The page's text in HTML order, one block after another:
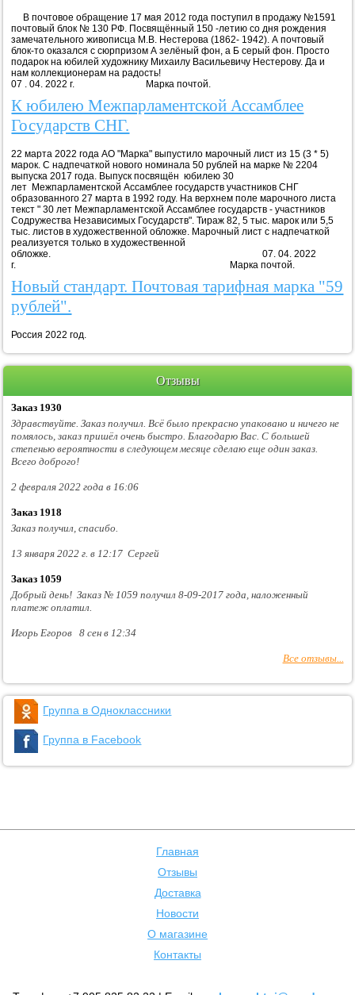
В почтовое обращение 17 мая 2012 года поступил в продажу №1591
почтовый блок № 130 РФ. Посвящённый 150 -летию со дня рождения
замечательного живописца М.В. Нестерова (1862- 1942). А почтовый
блок-то оказался с сюрпризом А зелёный фон, а Б серый фон. Просто
подарок на юбилей художнику Михаилу Васильевичу Нестерову. Да и
нам коллекционерам на радость!
07 . 04. 2022 г. Марка почтой.
К юбилею Межпарламентской Ассамблее
Государств СНГ.
22 марта 2022 года АО "Марка" выпустило марочный лист из 15 (3 * 5)
марок. С надпечаткой нового номинала 50 рублей на марке № 2204
выпуска 2017 года. Выпуск посвящён юбилею 30
лет Межпарламентской Ассамблее государств участников СНГ
образованного 27 марта в 1992 году. На верхнем поле марочного листа
текст " 30 лет Межпарламентской Ассамблее государств - участников
Содружества Независимых Государств". Тираж 82, 5 тыс. марок или 5,5
тыс. листов в художественной обложке. Марочный лист с надпечаткой
реализуется только в художественной
обложке. 07. 04. 2022
г. Марка почтой.
Новый стандарт. Почтовая тарифная марка "59
рублей".
Россия 2022 год.
Отзывы
Заказ 1930
Здравствуйте. Заказ получил. Всё было прекрасно упаковано и ничего не
помялось, заказ пришёл очень быстро. Благодарю Вас. С большей
степенью вероятности в следующем месяце сделаю еще один заказ.
Всего доброго!
2 февраля 2022 года в 16:06
Заказ 1918
Заказ получил, спасибо.
13 января 2022 г. в 12:17 Сергей
Заказ 1059
Добрый день! Заказ № 1059 получил 8-09-2017 года, наложенный
платеж оплатил.
Игорь Егоров 8 сен в 12:34
Все отзывы...
Группа в Одноклассники
Группа в Facebook
Главная
Отзывы
Доставка
Новости
О магазине
Контакты